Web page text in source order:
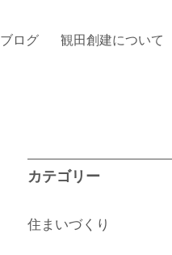
ブログ 観田創建について
カテゴリー
住まいづくり